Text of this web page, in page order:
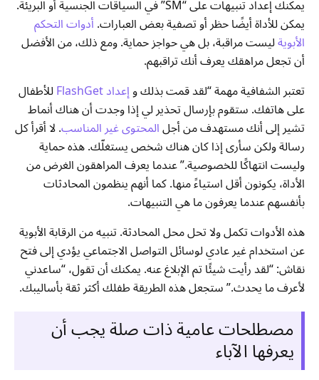
يمكنك إعداد تنبيهات على “SM” في السياقات الجنسية أو البريئة.
يمكن للأداة أيضًا حظر أو تصفية بعض العبارات.أدوات التحكم
الأبويةليست مراقبة، بل هي حواجز حماية. ومع ذلك، من الأفضل
أن تجعل مراهقك يعرف أنك تراقبهم.
تعتبر الشفافية مهمة “لقد قمت بذلك وإعداد FlashGet للأطفال
على هاتفك. ستقوم بإرسال تحذير لي إذا وجدت أن هناك أنماط
تشير إلى أنك مستهدف من أجلالمحتوى غير المناسب. لا أقرأ كل
رسالة ولكن سأرى إذا كان هناك شخص يستغلّك. هذه حماية
وليست انتهاكًا للخصوصية.” عندما يعرف المراهقون الغرض من
الأداة، يكونون أقل استياءً منها. كما أنهم ينظمون المحادثات
بأنفسهم عندما يعرفون ما هي التنبيهات.
هذه الأدوات تكمل ولا تحل محل المحادثة. تنبيه من الرقابة الأبوية
عن استخدام غير عادي لوسائل التواصل الاجتماعي يؤدي إلى فتح
نقاش: “لقد رأيت شيئًا تم الإبلاغ عنه. يمكنك أن تقول، “ساعدني
لأعرف ما يحدث.” ستجعل هذه الطريقة طفلك أكثر ثقة بأساليبك.
مصطلحات عامية ذات صلة يجب أن
يعرفها الآباء